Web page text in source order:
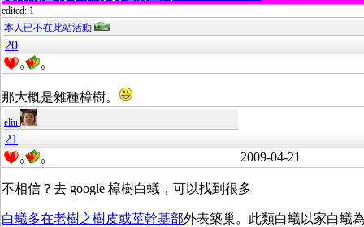
edited: 1
本人已不在此站活動
20
0 0
那大概是雜種樟樹。
eliu
21
0 0 2009-04-21
不相信？去 google 樟樹白蟻，可以找到很多
白蟻多在老樹之樹皮或莖幹基部外表築巢。此類白蟻以家白蟻